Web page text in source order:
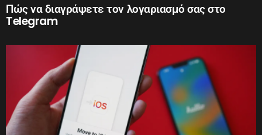
Πώς να διαγράψετε τον λογαριασμό σας στο
Telegram